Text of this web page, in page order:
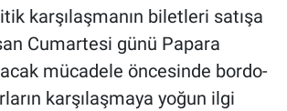
karşılaşmanın biletleri satışa
Cumartesi günü Papara
mücadele öncesinde bordo-
karşılaşmaya yoğun ilgi